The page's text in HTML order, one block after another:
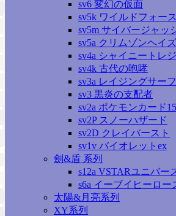
sv6 変幻の仮面
sv5k ワイルドフォース
sv5m サイバージャッ
sv5a クリムゾンヘイズ
sv4a シャイニートレ
sv4k 古代の咆哮
sv3a レイジングサーフ
sv3 黒炎の支配者
sv2a ポケモンカード
sv2P スノーハザード
sv2D クレイバースト
sv1v バイオレットex
劍&盾 系列
s12a VSTARユニバー
s6a イーブイヒーロー
太陽&月亮系列
XY系列